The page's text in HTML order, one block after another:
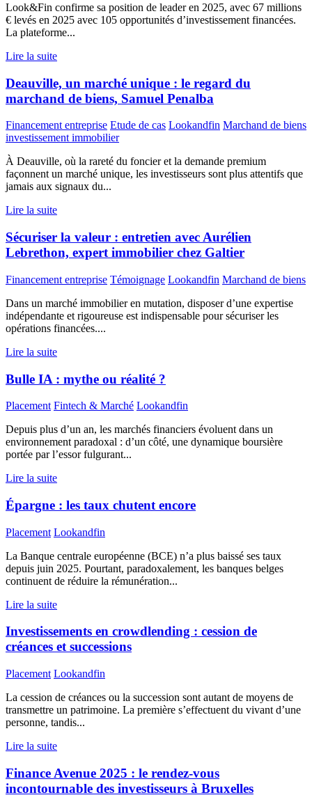
Look&Fin confirme sa position de leader en 2025, avec 67 millions
€ levés en 2025 avec 105 opportunités d’investissement financées.
La plateforme...
Lire la suite
Deauville, un marché unique : le regard du
marchand de biens, Samuel Penalba
Financement entreprise Etude de cas Lookandfin Marchand de biens
investissement immobilier
À Deauville, où la rareté du foncier et la demande premium
façonnent un marché unique, les investisseurs sont plus attentifs que
jamais aux signaux du...
Lire la suite
Sécuriser la valeur : entretien avec Aurélien
Lebrethon, expert immobilier chez Galtier
Financement entreprise Témoignage Lookandfin Marchand de biens
Dans un marché immobilier en mutation, disposer d’une expertise
indépendante et rigoureuse est indispensable pour sécuriser les
opérations financées....
Lire la suite
Bulle IA : mythe ou réalité ?
Placement Fintech & Marché Lookandfin
Depuis plus d’un an, les marchés financiers évoluent dans un
environnement paradoxal : d’un côté, une dynamique boursière
portée par l’essor fulgurant...
Lire la suite
Épargne : les taux chutent encore
Placement Lookandfin
La Banque centrale européenne (BCE) n’a plus baissé ses taux
depuis juin 2025. Pourtant, paradoxalement, les banques belges
continuent de réduire la rémunération...
Lire la suite
Investissements en crowdlending : cession de
créances et successions
Placement Lookandfin
La cession de créances ou la succession sont autant de moyens de
transmettre un patrimoine. La première s’effectuent du vivant d’une
personne, tandis...
Lire la suite
Finance Avenue 2025 : le rendez-vous
incontournable des investisseurs à Bruxelles